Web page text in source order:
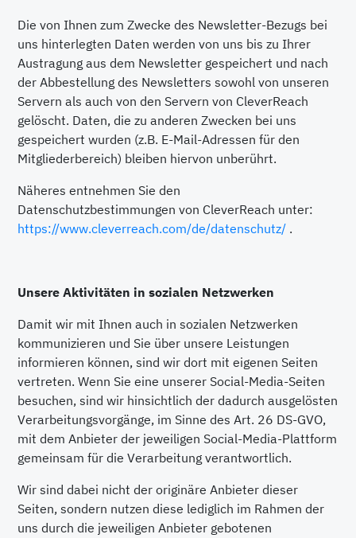
Die von Ihnen zum Zwecke des Newsletter-Bezugs bei
uns hinterlegten Daten werden von uns bis zu Ihrer
Austragung aus dem Newsletter gespeichert und nach
der Abbestellung des Newsletters sowohl von unseren
Servern als auch von den Servern von CleverReach
gelöscht. Daten, die zu anderen Zwecken bei uns
gespeichert wurden (z.B. E-Mail-Adressen für den
Mitgliederbereich) bleiben hiervon unberührt.
Näheres entnehmen Sie den
Datenschutzbestimmungen von CleverReach unter:
https://www.cleverreach.com/de/datenschutz/ .
Unsere Aktivitäten in sozialen Netzwerken
Damit wir mit Ihnen auch in sozialen Netzwerken
kommunizieren und Sie über unsere Leistungen
informieren können, sind wir dort mit eigenen Seiten
vertreten. Wenn Sie eine unserer Social-Media-Seiten
besuchen, sind wir hinsichtlich der dadurch ausgelösten
Verarbeitungsvorgänge, im Sinne des Art. 26 DS-GVO,
mit dem Anbieter der jeweiligen Social-Media-Plattform
gemeinsam für die Verarbeitung verantwortlich.
Wir sind dabei nicht der originäre Anbieter dieser
Seiten, sondern nutzen diese lediglich im Rahmen der
uns durch die jeweiligen Anbieter gebotenen